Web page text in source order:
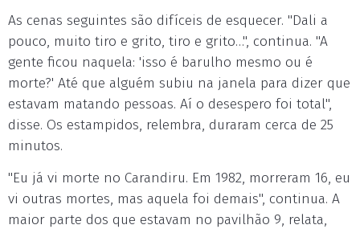
As cenas seguintes são difíceis de esquecer. "Dali a
pouco, muito tiro e grito, tiro e grito…", continua. "A
gente ficou naquela: 'isso é barulho mesmo ou é
morte?' Até que alguém subiu na janela para dizer que
estavam matando pessoas. Aí o desespero foi total",
disse. Os estampidos, relembra, duraram cerca de 25
minutos.
"Eu já vi morte no Carandiru. Em 1982, morreram 16, eu
vi outras mortes, mas aquela foi demais", continua. A
maior parte dos que estavam no pavilhão 9, relata,